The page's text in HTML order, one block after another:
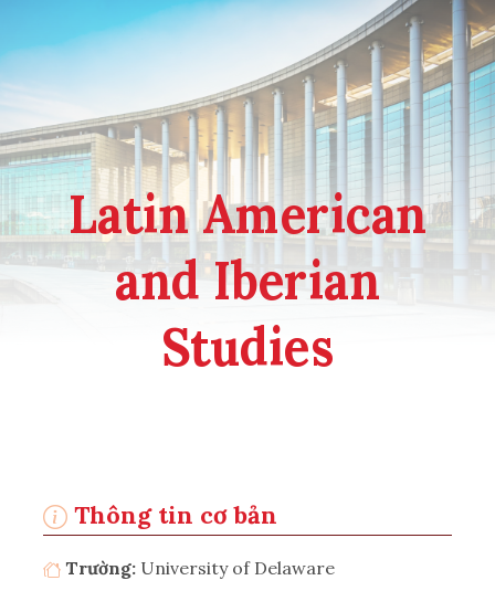
Latin American
and Iberian
Studies
Thông tin cơ bản
Trường: University of Delaware